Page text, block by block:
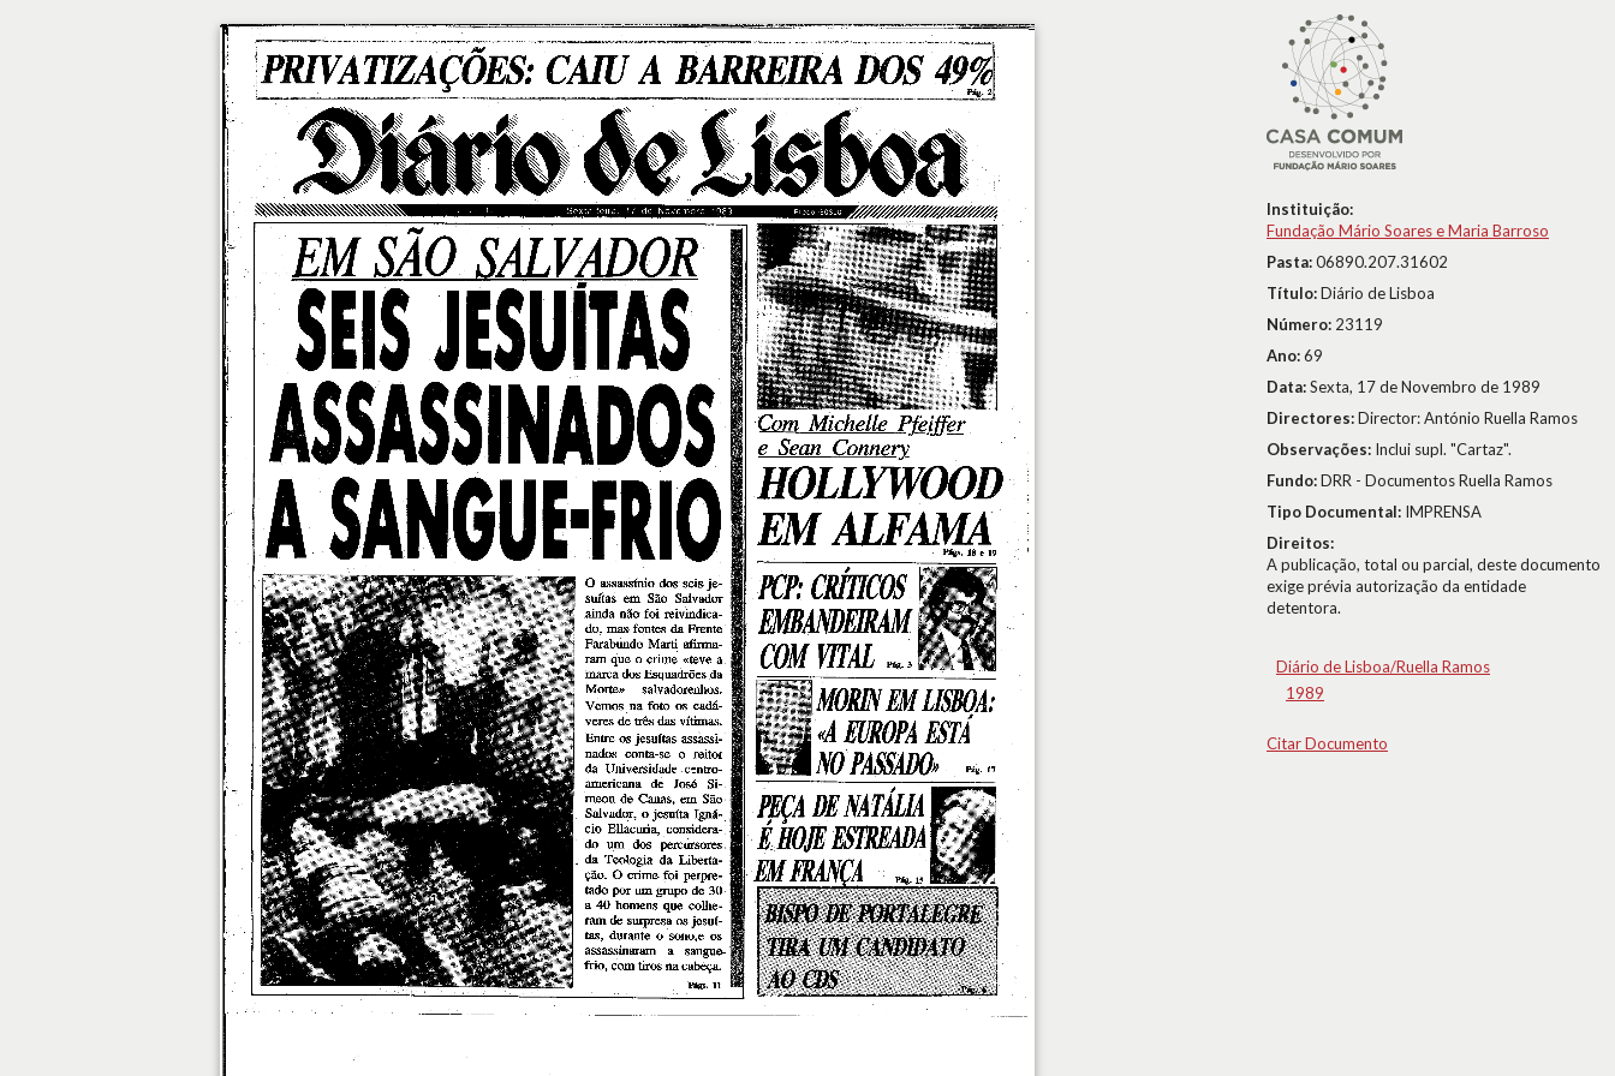
Instituição:
Fundação Mário Soares e Maria Barroso
Pasta:06890.207.31602
Título:Diário de Lisboa
Número: 23119
Ano:69
Data:Sexta, 17 de Novembro de 1989
Directores:Director: António Ruella Ramos
Observações: Inclui supl. "Cartaz".
Fundo:DRR - Documentos Ruella Ramos
Tipo Documental: IMPRENSA
Direitos:
A publicação, total ou parcial, deste documento
exige prévia autorização da entidade
detentora.
Diário de Lisboa/Ruella Ramos
1989
Citar Documento